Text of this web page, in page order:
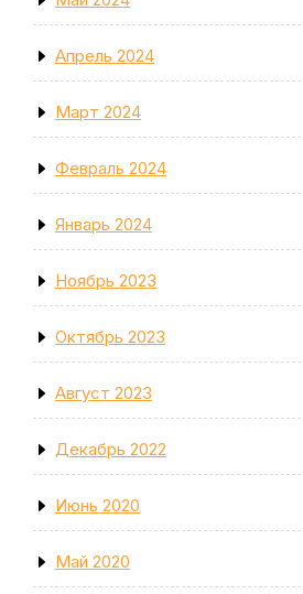
Апрель 2024
Март 2024
Февраль 2024
Январь 2024
Ноябрь 2023
Октябрь 2023
Август 2023
Декабрь 2022
Июнь 2020
Май 2020